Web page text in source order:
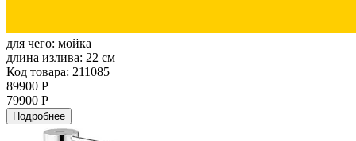
для чего: мойка
длина излива: 22 см
Код товара: 211085
89900 Р
79900 Р
Подробнее